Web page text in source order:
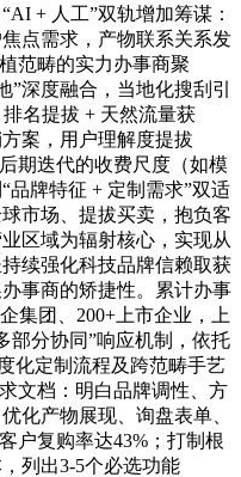
+ 人工”双轨增加筹谋：
点需求，产物联系关系发
范畴的实力办事商聚
”深度融合，当地化搜刮引
名提拔 + 天然流量获
案，用户理解度提拔
期迭代的收费尺度（如模
品牌特征 + 定制需求”双适
市场、提拔买卖，抱负客
区域为辐射核心，实现从
续强化科技品牌信赖取获
事商的矫捷性。累计办事
集团、200+上市企业，上
部分协同”响应机制，依托
化定制流程及跨范畴手艺
文档：明白品牌调性、方
化产物展现、询盘表单、
户复购率达43%；打制根
列出3-5个必选功能